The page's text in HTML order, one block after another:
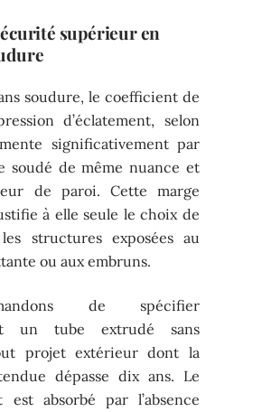
supérieur en
soudure, le coefficient de
d’éclatement, selon
significativement par
soudé de même nuance et
de paroi. Cette marge
à elle seule le choix de
structures exposées au
ou aux embruns.
de spécifier
un tube extrudé sans
projet extérieur dont la
dépasse dix ans. Le
est absorbé par l’absence